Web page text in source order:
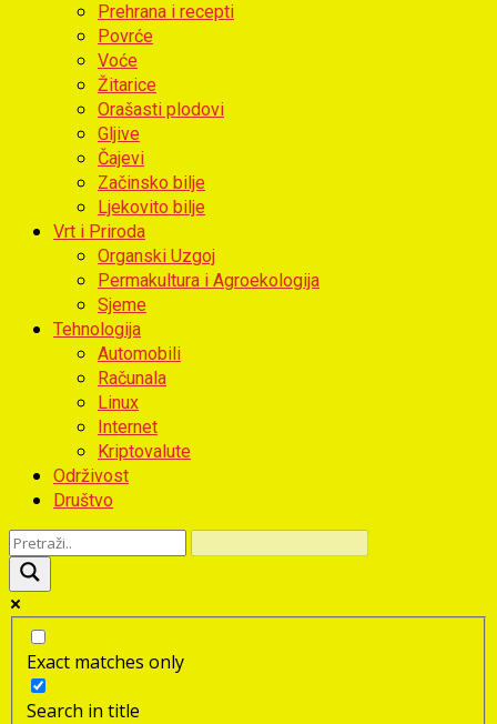
Prehrana i recepti
Povrće
Voće
Žitarice
Orašasti plodovi
Gljive
Čajevi
Začinsko bilje
Ljekovito bilje
Vrt i Priroda
Organski Uzgoj
Permakultura i Agroekologija
Sjeme
Tehnologija
Automobili
Računala
Linux
Internet
Kriptovalute
Održivost
Društvo
Exact matches only
Search in title